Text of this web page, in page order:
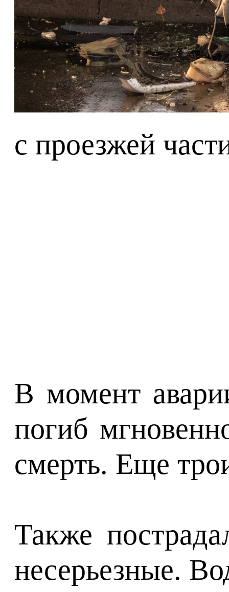
с проезжей
В момент
погиб
смерть. Еще
Также
несерьезные.